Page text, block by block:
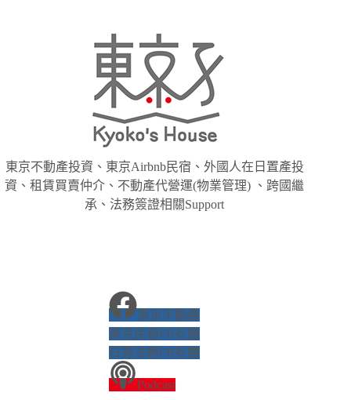
東京不動產投資、東京Airbnb民宿、外國人在日置產投
資、租賃買賣仲介、不動產代營運(物業管理) 、跨國繼
承、法務簽證相關Support
東京不動產
東京民宿FB社團
日簽法務FB社團
Podcast